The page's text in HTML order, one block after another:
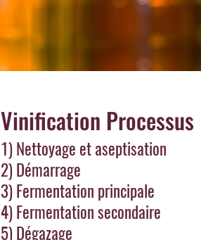
Vinification Processus
1) Nettoyage et aseptisation
2) Démarrage
3) Fermentation principale
4) Fermentation secondaire
5) Dégazage